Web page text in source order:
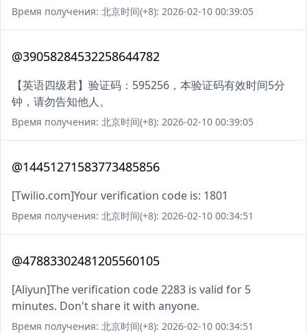
Время получения: 北京时间(+8): 2026-02-10 00:39:05
@39058284532258644782
【英语四级君】验证码：595256，本验证码有效时间5分
钟，请勿告知他人。
Время получения: 北京时间(+8): 2026-02-10 00:39:05
@14451271583773485856
[Twilio.com]Your verification code is: 1801
Время получения: 北京时间(+8): 2026-02-10 00:34:51
@47883302481205560105
[Aliyun]The verification code 2283 is valid for 5
minutes. Don't share it with anyone.
Время получения: 北京时间(+8): 2026-02-10 00:34:51